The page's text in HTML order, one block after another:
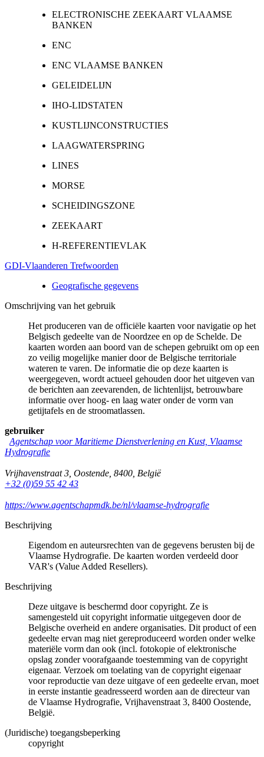
ELECTRONISCHE ZEEKAART VLAAMSE
BANKEN
ENC
ENC VLAAMSE BANKEN
GELEIDELIJN
IHO-LIDSTATEN
KUSTLIJNCONSTRUCTIES
LAAGWATERSPRING
LINES
MORSE
SCHEIDINGSZONE
ZEEKAART
H-REFERENTIEVLAK
GDI-Vlaanderen Trefwoorden
Geografische gegevens
Omschrijving van het gebruik
Het produceren van de officiële kaarten voor navigatie op het
Belgisch gedeelte van de Noordzee en op de Schelde. De
kaarten worden aan boord van de schepen gebruikt om op een
zo veilig mogelijke manier door de Belgische territoriale
wateren te varen. De informatie die op deze kaarten is
weergegeven, wordt actueel gehouden door het uitgeven van
de berichten aan zeevarenden, de lichtenlijst, betrouwbare
informatie over hoog- en laag water onder de vorm van
getijtafels en de stroomatlassen.
gebruiker
Agentschap voor Maritieme Dienstverlening en Kust, Vlaamse
Hydrografie
Vrijhavenstraat 3 Oostende 8400 België
+32 (0)59 55 42 43
https://www.agentschapmdk.be/nl/vlaamse-hydrografie
Beschrijving
Eigendom en auteursrechten van de gegevens berusten bij de
Vlaamse Hydrografie. De kaarten worden verdeeld door
VAR's (Value Added Resellers).
Beschrijving
Deze uitgave is beschermd door copyright. Ze is
samengesteld uit copyright informatie uitgegeven door de
Belgische overheid en andere organisaties. Dit product of een
gedeelte ervan mag niet gereproduceerd worden onder welke
materiële vorm dan ook (incl. fotokopie of elektronische
opslag zonder voorafgaande toestemming van de copyright
eigenaar. Verzoek om toelating van de copyright eigenaar
voor reproductie van deze uitgave of een gedeelte ervan, moet
in eerste instantie geadresseerd worden aan de directeur van
de Vlaamse Hydrografie, Vrijhavenstraat 3, 8400 Oostende,
België.
(Juridische) toegangsbeperking
copyright